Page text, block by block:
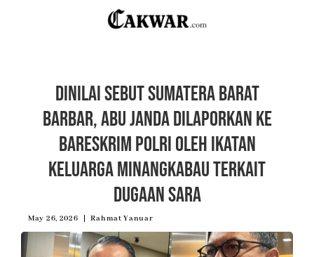
Dinilai Sebut Sumatera Barat
Barbar, Abu Janda Dilaporkan ke
Bareskrim Polri oleh Ikatan
Keluarga Minangkabau Terkait
Dugaan SARA
May 26, 2026 Rahmat Yanuar